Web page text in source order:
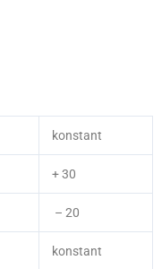
konstant
+ 30
– 20
konstant